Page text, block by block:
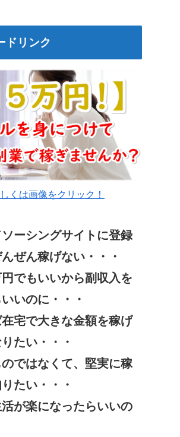
ドリンク
くは画像をクリック！
ソーシングサイトに登録
ぜん稼げない・・・
円でもいいから副収入を
いのに・・・
在宅で大きな金額を稼げ
たい・・・
のではなくて、堅実に稼
たい・・・
活が楽になったらいいの